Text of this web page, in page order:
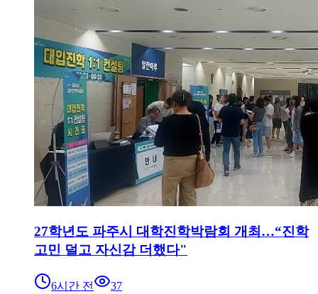
27학년도 파주시 대학진학박람회 개최…“진학
고민 덜고 자신감 더했다"
6시간 전
37